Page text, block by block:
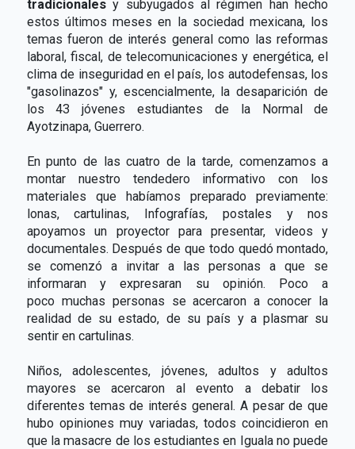
tradicionalesy subyugados al régimen han hecho
estos últimos meses en la sociedad mexicana, los
temas fueron de interés general como las reformas
laboral, fiscal, de telecomunicaciones y energética, el
clima de inseguridad en el país, los autodefensas, los
"gasolinazos" y, escencialmente, la desaparición de
los 43 jóvenes estudiantes de la Normal de
Ayotzinapa, Guerrero.
En punto de las cuatro de la tarde, comenzamos a
montar nuestro tendedero informativo con los
materiales que habíamos preparado previamente:
lonas, cartulinas, Infografías, postales y nos
apoyamos un proyector para presentar, videos y
documentales. Después de que todo quedó montado,
se comenzó a invitar a las personas a que se
informaran y expresaran su opinión. Poco a
poco muchas personas se acercaron a conocer la
realidad de su estado, de su país y a plasmar su
sentir en cartulinas.
Niños, adolescentes, jóvenes, adultos y adultos
mayores se acercaron al evento a debatir los
diferentes temas de interés general. A pesar de que
hubo opiniones muy variadas, todos coincidieron en
que la masacre de los estudiantes en Iguala no puede